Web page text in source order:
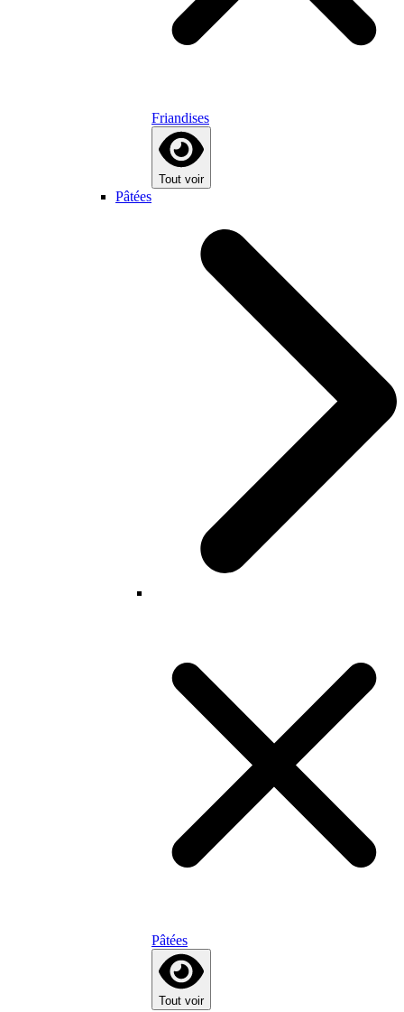
Friandises
Tout voir
Pâtées
Pâtées
Tout voir